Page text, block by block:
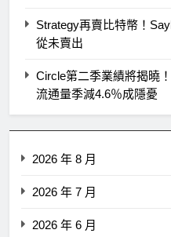
Strategy再賣比特幣！
從未賣出
Circle第二季業績將揭曉
流通量季減4.6％成隱憂
2026 年 8 月
2026 年 7 月
2026 年 6 月